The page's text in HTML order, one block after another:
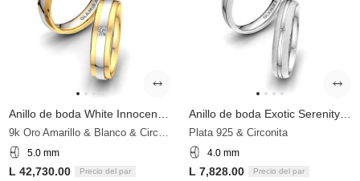
9k Oro Amarillo & Blanco & Circonita
5.0 mm
L 42,730.00 Precio del par
Plata 925 & Circonita
4.0 mm
L 7,828.00 Precio del par